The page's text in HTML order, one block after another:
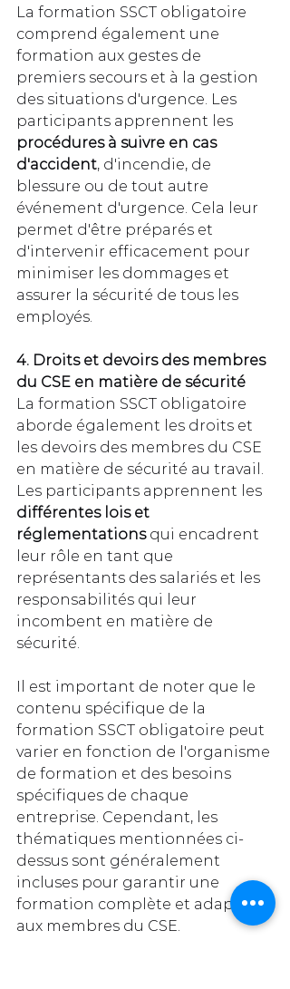
La formation SSCT obligatoire
comprend également une
formation aux gestes de
premiers secours et à la gestion
des situations d'urgence. Les
participants apprennent les
procédures à suivre en cas
d'accident, d'incendie, de
blessure ou de tout autre
événement d'urgence. Cela leur
permet d'être préparés et
d'intervenir efficacement pour
minimiser les dommages et
assurer la sécurité de tous les
employés.
4. Droits et devoirs des membres
du CSE en matière de sécurité
La formation SSCT obligatoire
aborde également les droits et
les devoirs des membres du CSE
en matière de sécurité au travail.
Les participants apprennent les
différentes lois et
réglementations qui encadrent
leur rôle en tant que
représentants des salariés et les
responsabilités qui leur
incombent en matière de
sécurité.
Il est important de noter que le
contenu spécifique de la
formation SSCT obligatoire peut
varier en fonction de l'organisme
de formation et des besoins
spécifiques de chaque
entreprise. Cependant, les
thématiques mentionnées ci-
dessus sont généralement
incluses pour garantir une
formation complète et adaptée
aux membres du CSE.